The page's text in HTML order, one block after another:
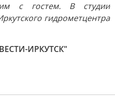
с гостем. В студии
гидрометцентра
ИРКУТСК"